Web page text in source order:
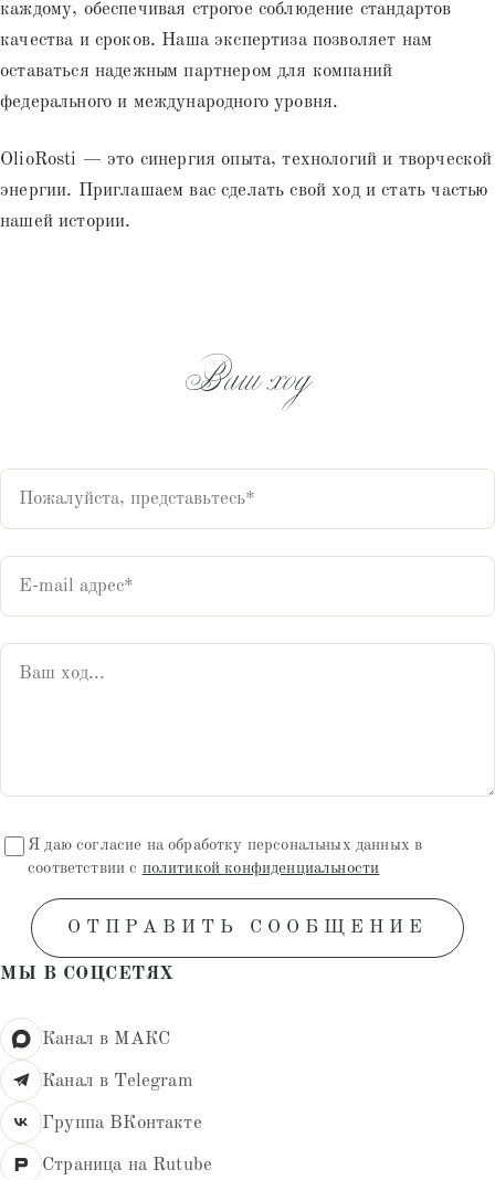
каждому, обеспечивая строгое соблюдение стандартов
качества и сроков. Наша экспертиза позволяет нам
оставаться надежным партнером для компаний
федерального и международного уровня.
OlioRosti — это синергия опыта, технологий и творческой
энергии. Приглашаем вас сделать свой ход и стать частью
нашей истории.
Ваш ход
Я даю согласие на обработку персональных данных в
соответствии с политикой конфиденциальности
ОТПРАВИТЬ СООБЩЕНИЕ
МЫ В СОЦСЕТЯХ
Канал в МАКС
Канал в Telegram
Группа ВКонтакте
Страница на Rutube